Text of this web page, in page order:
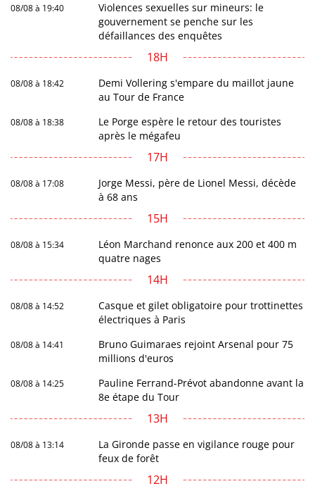
08/08 à 19:40
Violences sexuelles sur mineurs: le
gouvernement se penche sur les
défaillances des enquêtes
18H
08/08 à 18:42
Demi Vollering s'empare du maillot jaune
au Tour de France
08/08 à 18:38
Le Porge espère le retour des touristes
après le mégafeu
17H
08/08 à 17:08
Jorge Messi, père de Lionel Messi, décède
à 68 ans
15H
08/08 à 15:34
Léon Marchand renonce aux 200 et 400 m
quatre nages
14H
08/08 à 14:52
Casque et gilet obligatoire pour trottinettes
électriques à Paris
08/08 à 14:41
Bruno Guimaraes rejoint Arsenal pour 75
millions d'euros
08/08 à 14:25
Pauline Ferrand-Prévot abandonne avant la
8e étape du Tour
13H
08/08 à 13:14
La Gironde passe en vigilance rouge pour
feux de forêt
12H